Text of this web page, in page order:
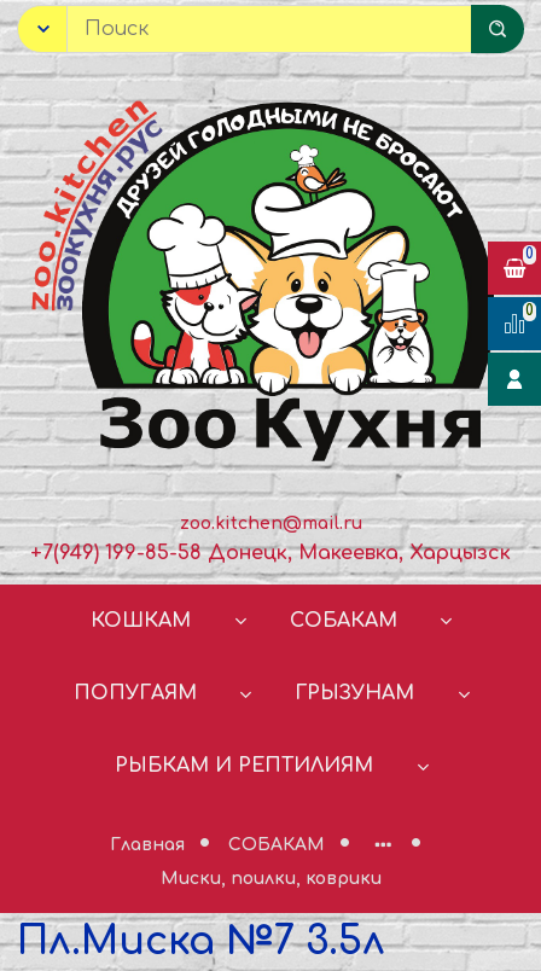
zoo.kitchen@mail.ru
+7(949) 199-85-58 Донецк, Макеевка, Харцызск
КОШКАМ СОБАКАМ
ПОПУГАЯМ ГРЫЗУНАМ
РЫБКАМ И РЕПТИЛИЯМ
Главная
СОБАКАМ
Миски, поилки, коврики
Пл.Миска №7 3.5л
0
0